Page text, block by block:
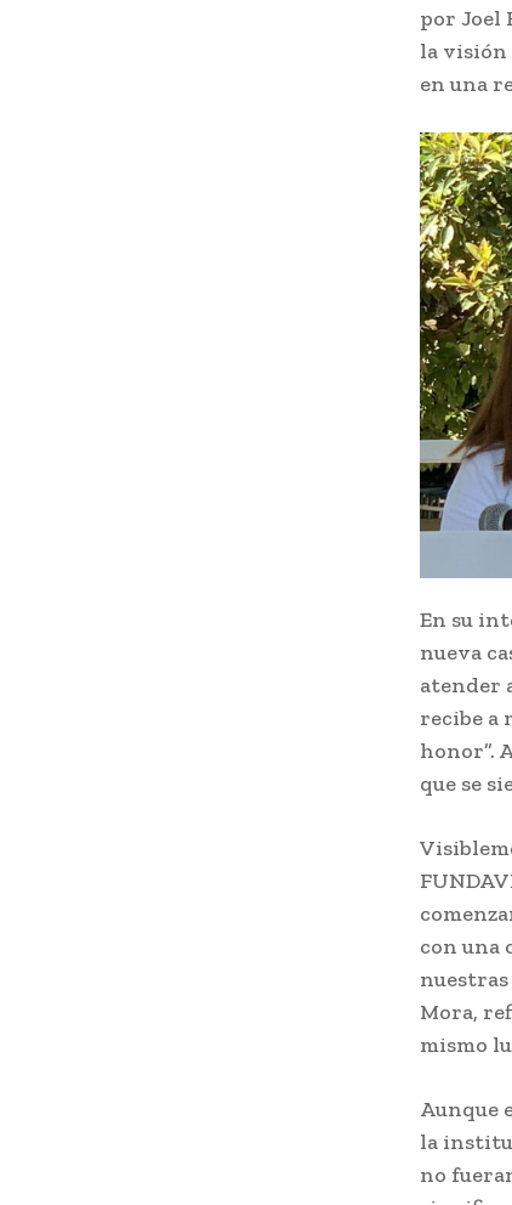
por Joel
la visión
en una
En su
nueva
atender
recibe a
honor”.
que se
con una
Mora,
mismo
Aunque
la
no